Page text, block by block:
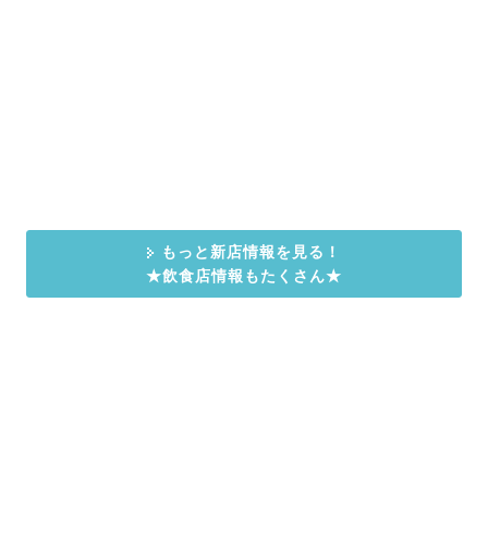
もっと新店情報を見る！
★飲食店情報もたくさん★